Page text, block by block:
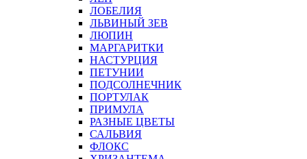
ЛОБЕЛИЯ
ЛЬВИНЫЙ ЗЕВ
ЛЮПИН
МАРГАРИТКИ
НАСТУРЦИЯ
ПЕТУНИИ
ПОДСОЛНЕЧНИК
ПОРТУЛАК
ПРИМУЛА
РАЗНЫЕ ЦВЕТЫ
САЛЬВИЯ
ФЛОКС